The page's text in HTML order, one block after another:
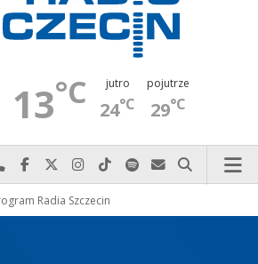
13°C jutro
24°C
pojutrze
29°C
Najlepiej po prostu do nas zadzwoń
Odwiedź nas na Facebook-u
Odwiedź nas na X
Odwiedź nas na Instagram-ie
Odwiedź nas na TikTok-u
Szukaj nas na Spotify
Wyślij do nas
Szukaj
Radia Szczecin